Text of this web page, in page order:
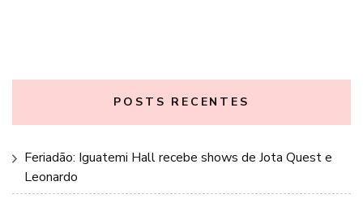
POSTS RECENTES
Feriadão: Iguatemi Hall recebe shows de Jota Quest e
Leonardo